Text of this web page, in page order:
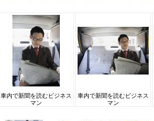
車内で新聞を読むビジネス
マン
車内で新聞を読むビジネス
マン